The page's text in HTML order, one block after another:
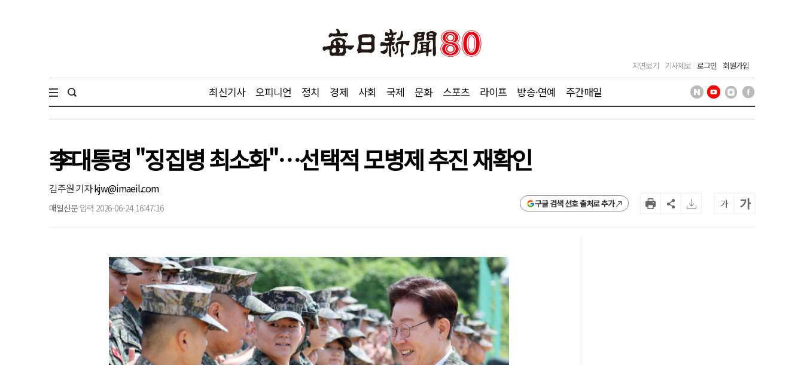
지면보기 기사제보 로그인 회원가입
최신기사 오피니언 정치 경제 사회 국제 문화 스포츠 라이프 방송·연예 주간매일
李대통령 "징집병 최소화"…선택적 모병제 추진 재확인
김주원 기자kjw@imaeil.com
매일신문 입력 2026-06-24 16:47:16 구글 검색 선호 출처로 추가 가 가